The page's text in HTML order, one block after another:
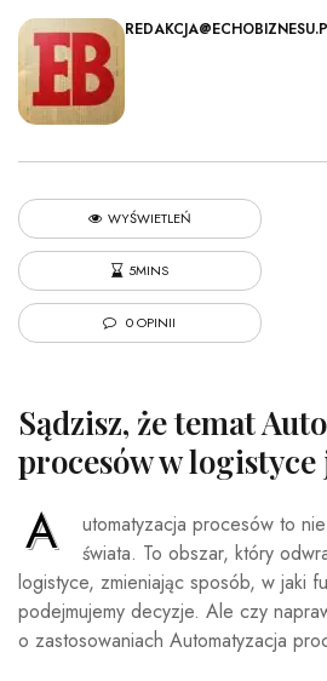
WYŚWIETLEŃ
5MINS
0 OPINII
Sądzisz, że temat
procesów w logistyce
A
utomatyzacja procesów to
świata. To obszar, który
logistyce, zmieniając sposób, w jaki
podejmujemy decyzje. Ale czy
o zastosowaniach Automatyzacja